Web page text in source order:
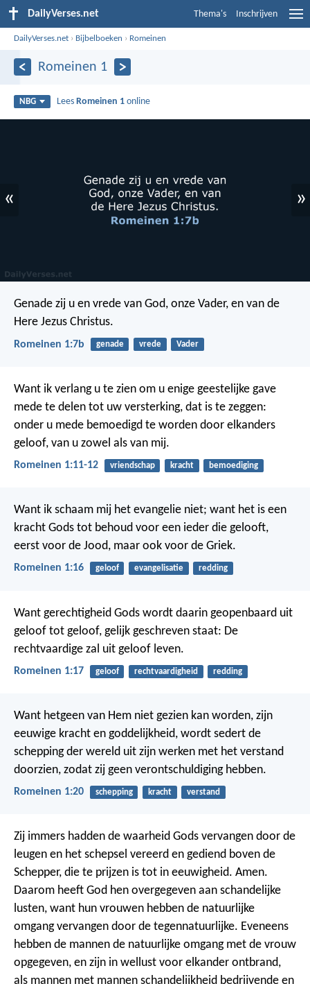
DailyVerses.net Thema's Inschrijven
DailyVerses.net › Bijbelboeken › Romeinen
Romeinen 1
NBG Lees Romeinen 1 online
« »
Genade zij u en vrede van God, onze Vader, en van de
Here Jezus Christus.
Romeinen 1:7b genade vrede Vader
Want ik verlang u te zien om u enige geestelijke gave
mede te delen tot uw versterking, dat is te zeggen:
onder u mede bemoedigd te worden door elkanders
geloof, van u zowel als van mij.
Romeinen 1:11-12 vriendschap kracht bemoediging
Want ik schaam mij het evangelie niet; want het is een
kracht Gods tot behoud voor een ieder die gelooft,
eerst voor de Jood, maar ook voor de Griek.
Romeinen 1:16 geloof evangelisatie redding
Want gerechtigheid Gods wordt daarin geopenbaard uit
geloof tot geloof, gelijk geschreven staat: De
rechtvaardige zal uit geloof leven.
Romeinen 1:17 geloof rechtvaardigheid redding
Want hetgeen van Hem niet gezien kan worden, zijn
eeuwige kracht en goddelijkheid, wordt sedert de
schepping der wereld uit zijn werken met het verstand
doorzien, zodat zij geen verontschuldiging hebben.
Romeinen 1:20 schepping kracht verstand
Zij immers hadden de waarheid Gods vervangen door de
leugen en het schepsel vereerd en gediend boven de
Schepper, die te prijzen is tot in eeuwigheid. Amen.
Daarom heeft God hen overgegeven aan schandelijke
lusten, want hun vrouwen hebben de natuurlijke
omgang vervangen door de tegennatuurlijke. Eveneens
hebben de mannen de natuurlijke omgang met de vrouw
opgegeven, en zijn in wellust voor elkander ontbrand,
als mannen met mannen schandelijkheid bedrijvende en